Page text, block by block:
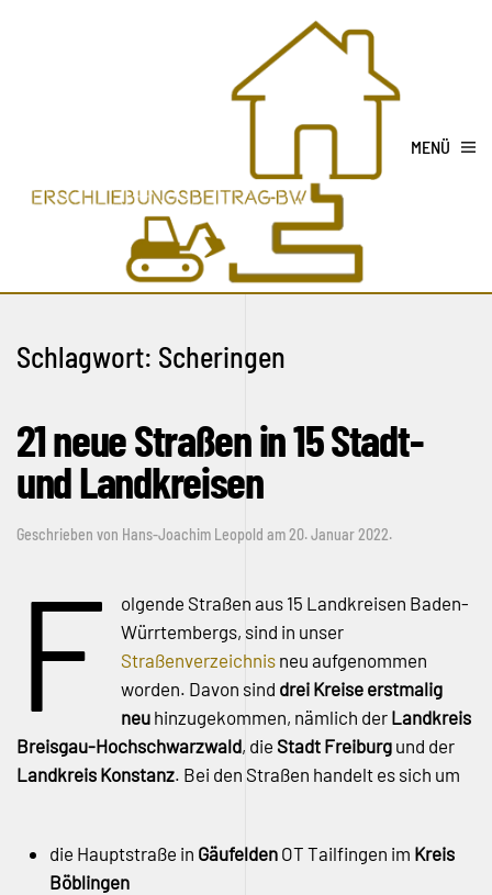
MENÜ
Schlagwort: Scheringen
21 neue Straßen in 15 Stadt-
und Landkreisen
Geschrieben von Hans-Joachim Leopold am20. Januar 2022.
F
olgende Straßen aus 15 Landkreisen Baden-
Würrtembergs, sind in unser
Straßenverzeichnis neu aufgenommen
worden. Davon sind drei Kreise erstmalig
neu hinzugekommen, nämlich der Landkreis
Breisgau-Hochschwarzwald, die Stadt Freiburg und der
Landkreis Konstanz. Bei den Straßen handelt es sich um
die Hauptstraße in Gäufelden OT Tailfingen im Kreis
Böblingen